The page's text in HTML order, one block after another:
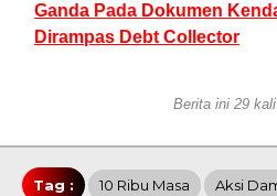
Ganda Pada Dokumen
Dirampas Debt Collector
Berita ini 29
Tag : 10 Ribu Masa Aksi